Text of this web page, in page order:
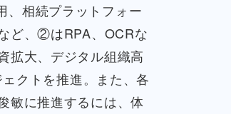
、相続プラットフォー
ど、②はRPA、OCRな
拡大、デジタル組織高
クトを推進。また、各
敏に推進するには、体